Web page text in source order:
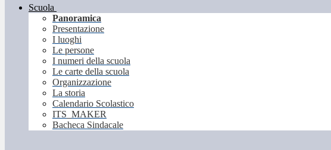
Scuola
Panoramica
Presentazione
I luoghi
Le persone
I numeri della scuola
Le carte della scuola
Organizzazione
La storia
Calendario Scolastico
ITS_MAKER
Bacheca Sindacale